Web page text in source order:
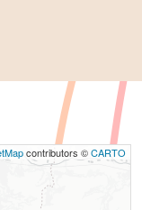
contributors ©CARTO